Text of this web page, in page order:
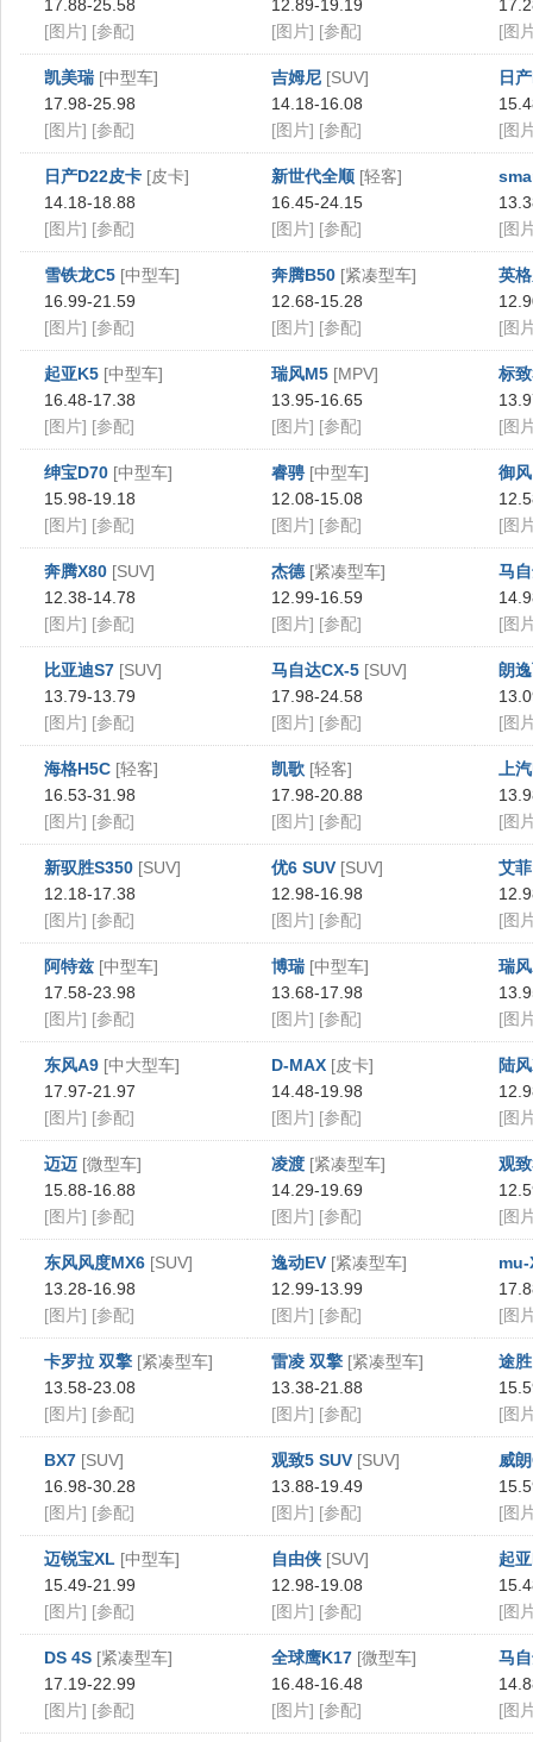
17.88-25.58
[图片] [参配]
12.89-19.19
[图片] [参配]
[图
凯美瑞 [中型车]
17.98-25.98
[图片] [参配]
吉姆尼 [SUV]
14.18-16.08
[图片] [参配]
日
[图
日产D22皮卡 [皮卡]
14.18-18.88
[图片] [参配]
新世代全顺 [轻客]
16.45-24.15
[图片] [参配]
[图
雪铁龙C5 [中型车]
16.99-21.59
[图片] [参配]
奔腾B50 [紧凑型车]
12.68-15.28
[图片] [参配]
英
[图
起亚K5 [中型车]
16.48-17.38
[图片] [参配]
瑞风M5 [MPV]
13.95-16.65
[图片] [参配]
标
[图
绅宝D70 [中型车]
15.98-19.18
[图片] [参配]
睿骋 [中型车]
12.08-15.08
[图片] [参配]
御风
[图
奔腾X80 [SUV]
12.38-14.78
[图片] [参配]
杰德 [紧凑型车]
12.99-16.59
[图片] [参配]
马
[图
比亚迪S7 [SUV]
13.79-13.79
[图片] [参配]
马自达CX-5 [SUV]
17.98-24.58
[图片] [参配]
朗
[图
海格H5C [轻客]
16.53-31.98
[图片] [参配]
凯歌 [轻客]
17.98-20.88
[图片] [参配]
上
[图
新驭胜S350 [SUV]
12.18-17.38
[图片] [参配]
优6 SUV [SUV]
12.98-16.98
[图片] [参配]
艾菲
[图
阿特兹 [中型车]
17.58-23.98
[图片] [参配]
博瑞 [中型车]
13.68-17.98
[图片] [参配]
瑞
[图
东风A9 [中大型车]
17.97-21.97
[图片] [参配]
D-MAX [皮卡]
14.48-19.98
[图片] [参配]
陆
[图
迈迈 [微型车]
15.88-16.88
[图片] [参配]
凌渡 [紧凑型车]
14.29-19.69
[图片] [参配]
观
[图
东风风度MX6 [SUV]
13.28-16.98
[图片] [参配]
逸动EV [紧凑型车]
12.99-13.99
[图片] [参配]
mu-
[图
卡罗拉 双擎 [紧凑型车]
13.58-23.08
[图片] [参配]
雷凌 双擎 [紧凑型车]
13.38-21.88
[图片] [参配]
途胜
[图
BX7 [SUV]
16.98-30.28
[图片] [参配]
观致5 SUV [SUV]
13.88-19.49
[图片] [参配]
威
[图
迈锐宝XL [中型车]
15.49-21.99
[图片] [参配]
自由侠 [SUV]
12.98-19.08
[图片] [参配]
起
[图
DS 4S [紧凑型车]
17.19-22.99
[图片] [参配]
全球鹰K17 [微型车]
16.48-16.48
[图片] [参配]
马
[图